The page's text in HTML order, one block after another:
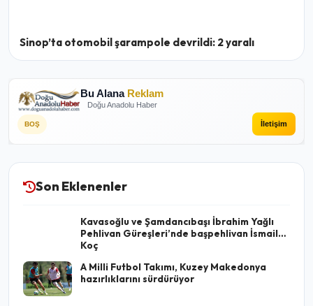
Sinop’ta otomobil şarampole devrildi: 2 yaralı
Bu Alana Reklam
Doğu Anadolu Haber
BOŞ İletişim
Son Eklenenler
Kavasoğlu ve Şamdancıbaşı İbrahim Yağlı
Pehlivan Güreşleri’nde başpehlivan İsmail
Koç
A Milli Futbol Takımı, Kuzey Makedonya
hazırlıklarını sürdürüyor